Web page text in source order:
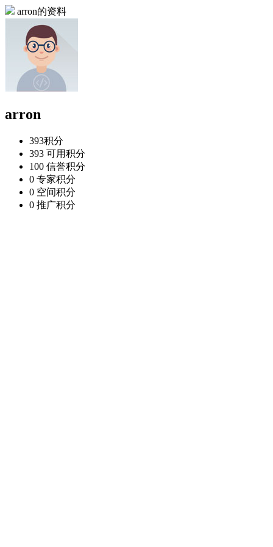
arron的资料
arron
393积分
393 可用积分
100 信誉积分
0 专家积分
0 空间积分
0 推广积分